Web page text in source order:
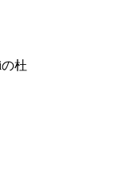
杜